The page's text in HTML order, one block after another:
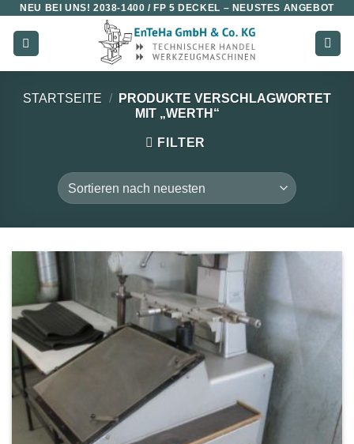
Zum
Inhalt
springen
NEU BEI UNS!2038-1400 / FP 5 DECKEL – NEUSTES ANGEBOT
STARTSEITE /
PRODUKTE VERSCHLAGWORTET
MIT „WERTH“
FILTER